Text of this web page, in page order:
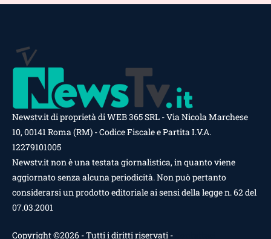
Newstv.it di proprietà di WEB 365 SRL - Via Nicola Marchese
10, 00141 Roma (RM) - Codice Fiscale e Partita I.V.A.
12279101005
Newstv.it non è una testata giornalistica, in quanto viene
aggiornato senza alcuna periodicità. Non può pertanto
considerarsi un prodotto editoriale ai sensi della legge n. 62 del
07.03.2001
Copyright ©2026 - Tutti i diritti riservati -